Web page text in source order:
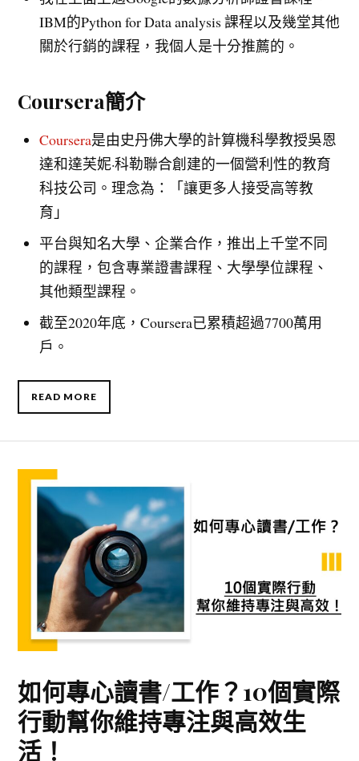
IBM的Python for Data analysis 課程以及幾堂其他
關於行銷的課程，我個人是十分推薦的。
Coursera簡介
Coursera是由史丹佛大學的計算機科學教授吳恩
達和達芙妮·科勒聯合創建的一個營利性的教育
科技公司。理念為：「讓更多人接受高等教
育」
平台與知名大學、企業合作，推出上千堂不同
的課程，包含專業證書課程、大學學位課程、
其他類型課程。
截至2020年底，Coursera已累積超過7700萬用
戶。
READ MORE
如何專心讀書/工作？10個實際
行動幫你維持專注與高效生
活！